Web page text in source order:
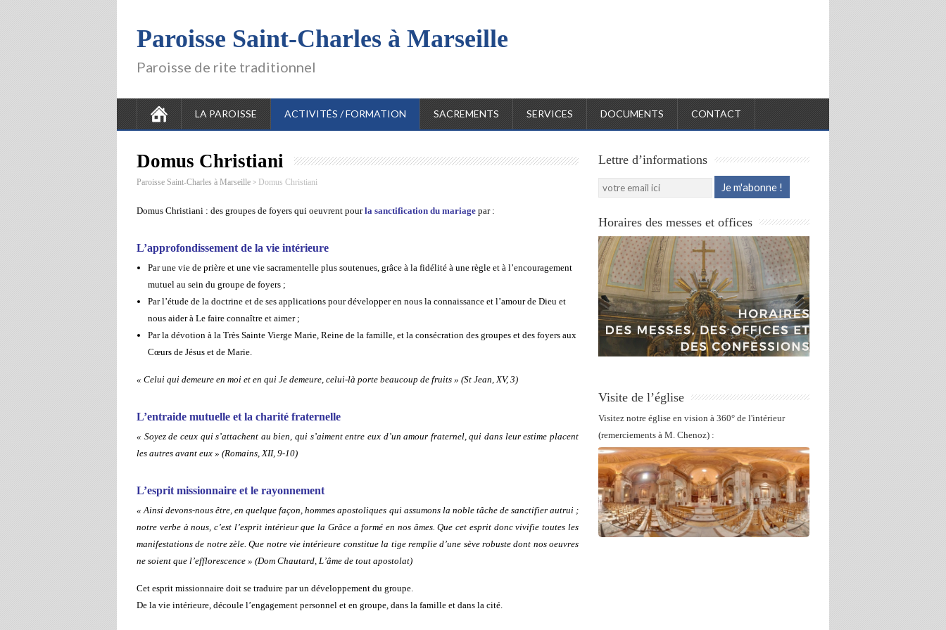
Paroisse Saint-Charles à Marseille
Paroisse de rite traditionnel
LA PAROISSE ACTIVITÉS / FORMATION SACREMENTS SERVICES DOCUMENTS CONTACT
Domus Christiani
Paroisse Saint-Charles à Marseille > Domus Christiani
Domus Christiani : des groupes de foyers qui oeuvrent pourla sanctification du mariage par :
L’approfondissement de la vie intérieure
Par une vie de prière et une vie sacramentelle plus soutenues, grâce à la fidélité à une règle et à l’encouragement
mutuel au sein du groupe de foyers ;
Par l’étude de la doctrine et de ses applications pour développer en nous la connaissance et l’amour de Dieu et
nous aider à Le faire connaître et aimer ;
Par la dévotion à la Très Sainte Vierge Marie, Reine de la famille, et la consécration des groupes et des foyers aux
Cœurs de Jésus et de Marie.
« Celui qui demeure en moi et en qui Je demeure, celui-là porte beaucoup de fruits » (St Jean, XV, 3)
L’entraide mutuelle et la charité fraternelle
« Soyez de ceux qui s’attachent au bien, qui s’aiment entre eux d’un amour fraternel, qui dans leur estime placent
les autres avant eux » (Romains, XII, 9-10)
L’esprit missionnaire et le rayonnement
« Ainsi devons-nous être, en quelque façon, hommes apostoliques qui assumons la noble tâche de sanctifier autrui ;
notre verbe à nous, c’est l’esprit intérieur que la Grâce a formé en nos âmes. Que cet esprit donc vivifie toutes les
manifestations de notre zèle. Que notre vie intérieure constitue la tige remplie d’une sève robuste dont nos oeuvres
ne soient que l’efflorescence » (Dom Chautard, L’âme de tout apostolat)
Cet esprit missionnaire doit se traduire par un développement du groupe.
De la vie intérieure, découle l’engagement personnel et en groupe, dans la famille et dans la cité.
Lettre d’informations
Horaires des messes et offices
Visite de l’église
Visitez notre église en vision à 360° de l'intérieur
(remerciements à M. Chenoz) :